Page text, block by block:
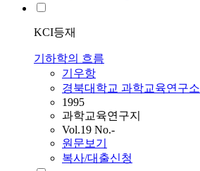
KCI등재
기하학의 흐름
기우항
경북대학교 과학교육연구소
1995
과학교육연구지
Vol.19 No.-
원문보기
복사/대출신청